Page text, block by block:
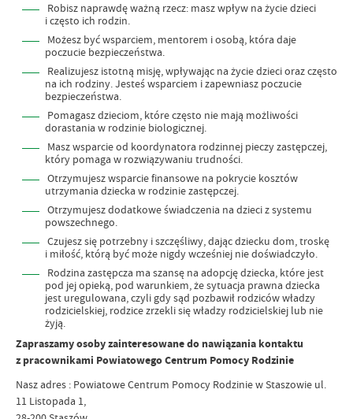
Robisz naprawdę ważną rzecz: masz wpływ na życie dzieci
i często ich rodzin.
Możesz być wsparciem, mentorem i osobą, która daje
poczucie bezpieczeństwa.
Realizujesz istotną misję, wpływając na życie dzieci oraz często
na ich rodziny. Jesteś wsparciem i zapewniasz poczucie
bezpieczeństwa.
Pomagasz dzieciom, które często nie mają możliwości
dorastania w rodzinie biologicznej.
Masz wsparcie od koordynatora rodzinnej pieczy zastępczej,
który pomaga w rozwiązywaniu trudności.
Otrzymujesz wsparcie finansowe na pokrycie kosztów
utrzymania dziecka w rodzinie zastępczej.
Otrzymujesz dodatkowe świadczenia na dzieci z systemu
powszechnego.
Czujesz się potrzebny i szczęśliwy, dając dziecku dom, troskę
i miłość, którą być może nigdy wcześniej nie doświadczyło.
Rodzina zastępcza ma szansę na adopcję dziecka, które jest
pod jej opieką, pod warunkiem, że sytuacja prawna dziecka
jest uregulowana, czyli gdy sąd pozbawił rodziców władzy
rodzicielskiej, rodzice zrzekli się władzy rodzicielskiej lub nie
żyją.
Zapraszamy osoby zainteresowane do nawiązania kontaktu
z pracownikami Powiatowego Centrum Pomocy Rodzinie
Nasz adres : Powiatowe Centrum Pomocy Rodzinie w Staszowie ul.
11 Listopada 1,